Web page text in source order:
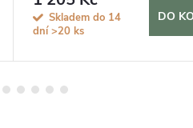
Skladem do 14
dní>20 ks
DO